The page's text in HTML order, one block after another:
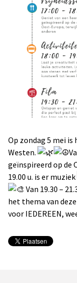
Op zondag 5 mei
Westen.
geïnspireerd op de
19.00 u. is er muziek
Van 19.30 –
het thema van
voor IEDEREEN,